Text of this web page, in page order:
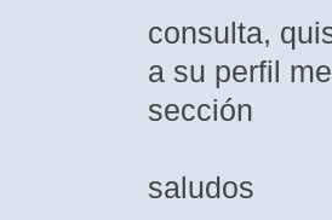
consulta,
a su perfil
sección
saludos